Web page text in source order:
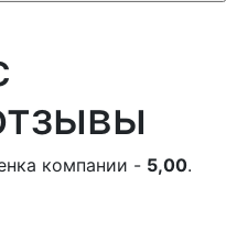
компании - 5,00.